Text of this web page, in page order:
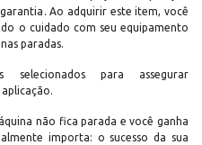
Ao adquirir este item, você
o cuidado com seu equipamento
paradas.
selecionados para assegurar
não fica parada e você ganha
importa: o sucesso da sua